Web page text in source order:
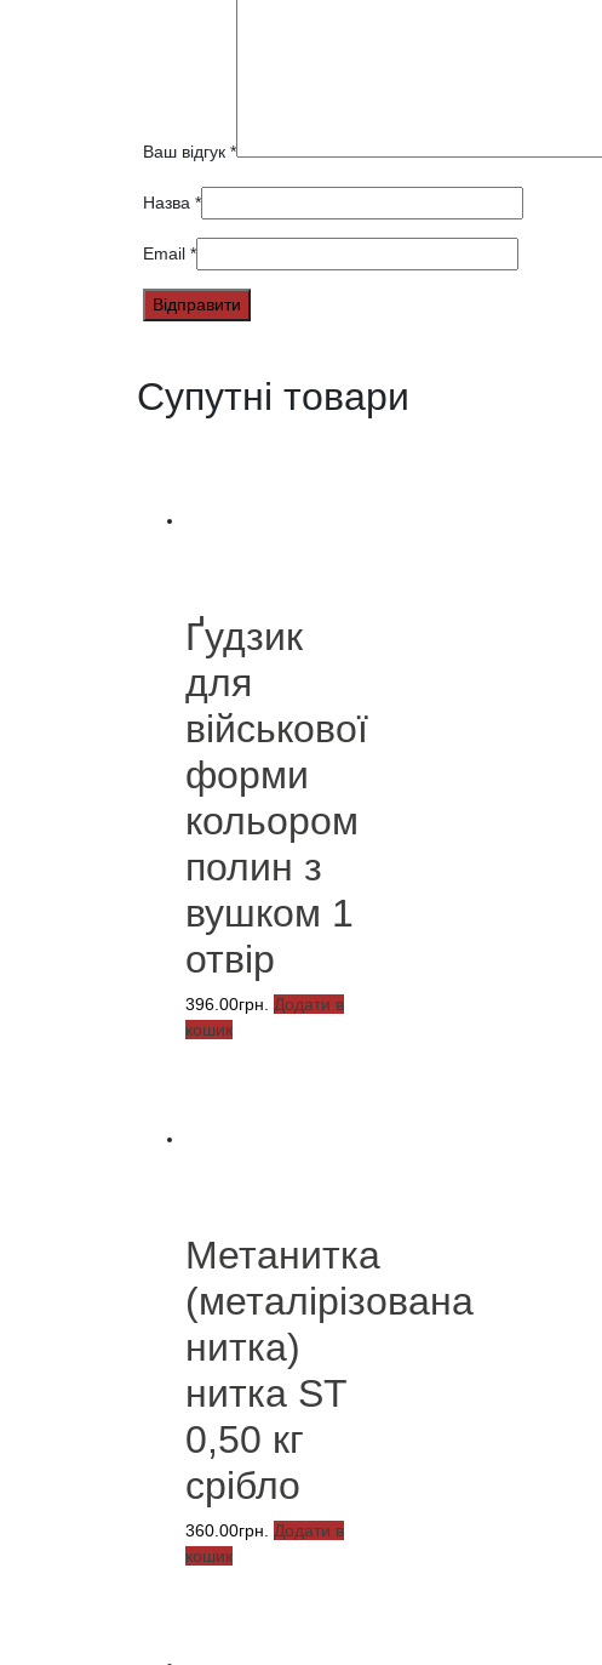
Ваш відгук *
Назва *
Email *
Супутні товари
Ґудзик
для
військової
форми
кольором
полин з
вушком 1
отвір
396.00грн.
Додати в
кошик
Метанитка
(металірізована
нитка)
нитка ST
0,50 кг
срібло
360.00грн.
Додати в
кошик